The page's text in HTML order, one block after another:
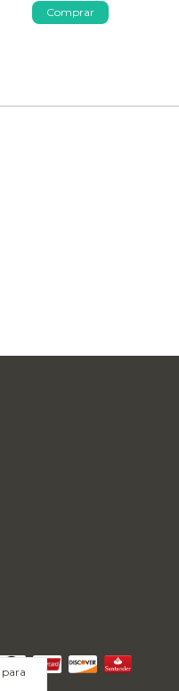
para
Comprar